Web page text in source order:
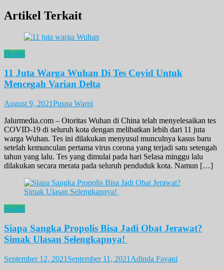
Artikel Terkait
Health
11 Juta Warga Wuhan Di Tes Covid Untuk
Mencegah Varian Delta
August 9, 2021Puspa Warni
Jalurmedia.com – Otoritas Wuhan di China telah menyelesaikan tes
COVID-19 di seluruh kota dengan melibatkan lebih dari 11 juta
warga Wuhan. Tes ini dilakukan menyusul munculnya kasus baru
setelah kemunculan pertama virus corona yang terjadi satu setengah
tahun yang lalu. Tes yang dimulai pada hari Selasa minggu lalu
dilakukan secara merata pada seluruh penduduk kota. Namun […]
Health
Siapa Sangka Propolis Bisa Jadi Obat Jerawat?
Simak Ulasan Selengkapnya!
September 12, 2021 September 11, 2021 Adinda Fayani